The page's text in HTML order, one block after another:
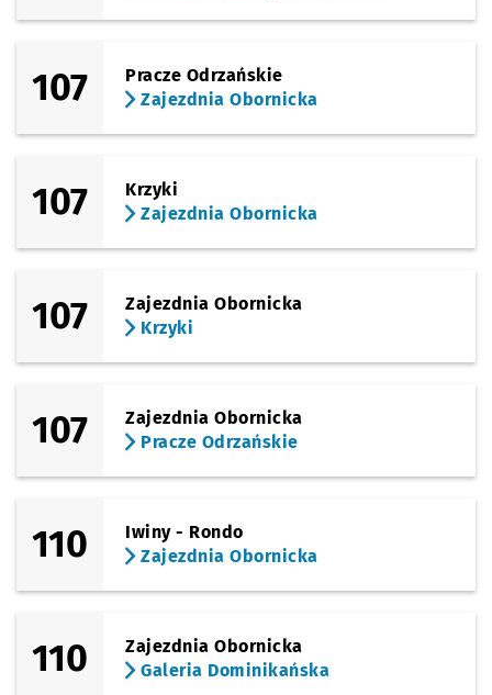
107
Pracze Odrzańskie
Zajezdnia Obornicka
107
Krzyki
Zajezdnia Obornicka
107
Zajezdnia Obornicka
Krzyki
107
Zajezdnia Obornicka
Pracze Odrzańskie
110
Iwiny - Rondo
Zajezdnia Obornicka
110
Zajezdnia Obornicka
Galeria Dominikańska